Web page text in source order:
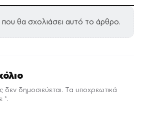
που θα σχολιάσει αυτό το άρθρο.
δεν δημοσιεύεται. Τα υποχρεωτικά
*.